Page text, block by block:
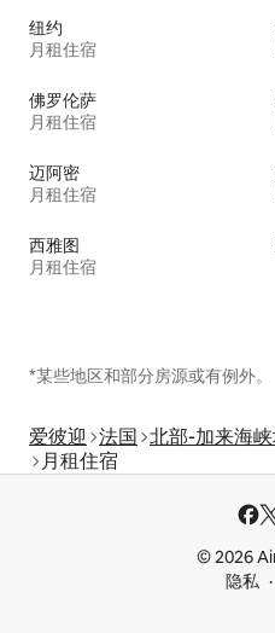
纽约
月租住宿
佛罗伦萨
月租住宿
迈阿密
月租住宿
西雅图
月租住宿
*某些地区和部分房源或有例外。
爱彼迎 法国 北部-加来海
月租住宿
© 2026
隐私